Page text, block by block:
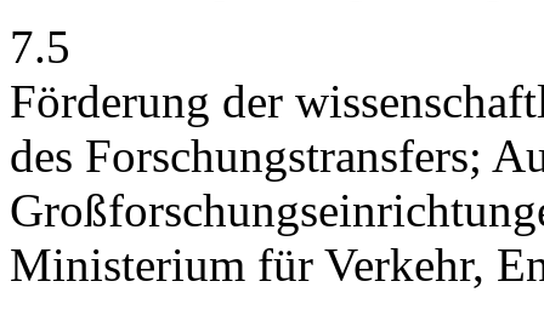
7.5
Förderung der
des Forschungstransfers;
Ministerium für Verkehr,